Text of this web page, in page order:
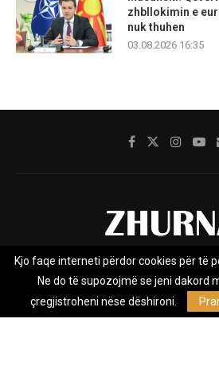
zhbllokimin e
nuk thuhen
03.08.2026 16:35
Rreth nesh Impresumi
Privacy Policy
Zhurnal.mk është Agjenci e Lajmeve e
Kjo faqe interneti përdor cookies për të
Ne do të supozojmë se jeni dakord
çregjistroheni nëse dëshironi.